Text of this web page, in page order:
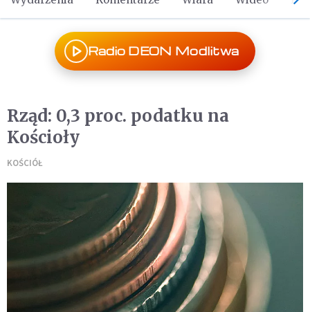
Radio DEON Modlitwa
Rząd: 0,3 proc. podatku na
Kościoły
KOŚCIÓŁ